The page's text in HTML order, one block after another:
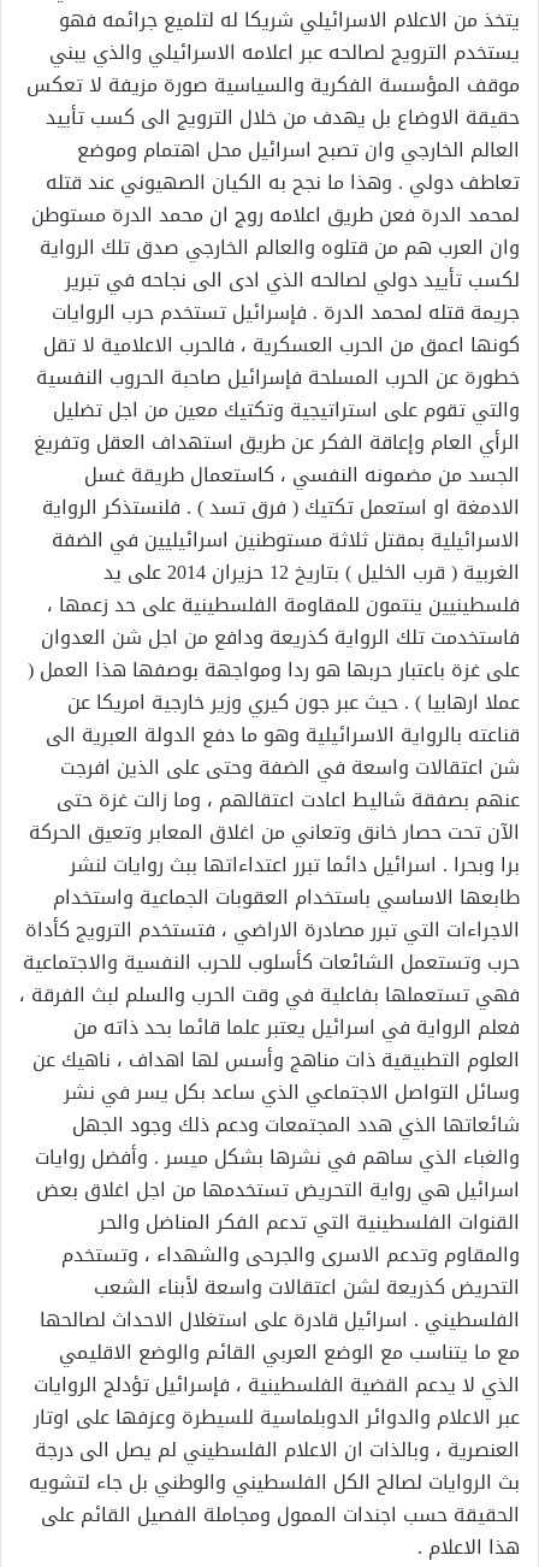
يتخذ من الاعلام الاسرائيلي شريكا له لتلميع جرائمه فهو
يستخدم الترويج لصالحه عبر اعلامه الاسرائيلي والذي يبني
موقف المؤسسة الفكرية والسياسية صورة مزيفة لا تعكس
حقيقة الاوضاع بل يهدف من خلال الترويج الى كسب تأييد
العالم الخارجي وان تصبح اسرائيل محل اهتمام وموضع
تعاطف دولي . وهذا ما نجح به الكيان الصهيوني عند قتله
لمحمد الدرة فعن طريق اعلامه روج ان محمد الدرة مستوطن
وان العرب هم من قتلوه والعالم الخارجي صدق تلك الرواية
لكسب تأييد دولي لصالحه الذي ادى الى نجاحه في تبرير
جريمة قتله لمحمد الدرة . فإسرائيل تستخدم حرب الروايات
كونها اعمق من الحرب العسكرية ، فالحرب الاعلامية لا تقل
خطورة عن الحرب المسلحة فإسرائيل صاحبة الحروب النفسية
والتي تقوم على استراتيجية وتكتيك معين من اجل تضليل
الرأي العام وإعاقة الفكر عن طريق استهداف العقل وتفريغ
الجسد من مضمونه النفسي ، كاستعمال طريقة غسل
الادمغة او استعمل تكتيك ( فرق تسد ) . فلنستذكر الرواية
الاسرائيلية بمقتل ثلاثة مستوطنين اسرائيليين في الضفة
الغربية ( قرب الخليل ) بتاريخ 12 حزيران 2014 على يد
فلسطينيين ينتمون للمقاومة الفلسطينية على حد زعمها ،
فاستخدمت تلك الرواية كذريعة ودافع من اجل شن العدوان
على غزة باعتبار حربها هو ردا ومواجهة بوصفها هذا العمل (
عملا ارهابيا ) . حيث عبر جون كيري وزير خارجية امريكا عن
قناعته بالرواية الاسرائيلية وهو ما دفع الدولة العبرية الى
شن اعتقالات واسعة في الضفة وحتى على الذين افرجت
عنهم بصفقة شاليط اعادت اعتقالهم ، وما زالت غزة حتى
الآن تحت حصار خانق وتعاني من اغلاق المعابر وتعيق الحركة
برا وبحرا . اسرائيل دائما تبرر اعتداءاتها ببث روايات لنشر
طابعها الاساسي باستخدام العقوبات الجماعية واستخدام
الاجراءات التي تبرر مصادرة الاراضي ، فتستخدم الترويج كأداة
حرب وتستعمل الشائعات كأسلوب للحرب النفسية والاجتماعية
فهي تستعملها بفاعلية في وقت الحرب والسلم لبث الفرقة ،
فعلم الرواية في اسرائيل يعتبر علما قائما بحد ذاته من
العلوم التطبيقية ذات مناهج وأسس لها اهداف ، ناهيك عن
وسائل التواصل الاجتماعي الذي ساعد بكل يسر في نشر
شائعاتها الذي هدد المجتمعات ودعم ذلك وجود الجهل
والغباء الذي ساهم في نشرها بشكل ميسر . وأفضل روايات
اسرائيل هي رواية التحريض تستخدمها من اجل اغلاق بعض
القنوات الفلسطينية التي تدعم الفكر المناضل والحر
والمقاوم وتدعم الاسرى والجرحى والشهداء ، وتستخدم
التحريض كذريعة لشن اعتقالات واسعة لأبناء الشعب
الفلسطيني . اسرائيل قادرة على استغلال الاحداث لصالحها
مع ما يتناسب مع الوضع العربي القائم والوضع الاقليمي
الذي لا يدعم القضية الفلسطينية ، فإسرائيل تؤدلج الروايات
عبر الاعلام والدوائر الدوبلماسية للسيطرة وعزفها على اوتار
العنصرية ، وبالذات ان الاعلام الفلسطيني لم يصل الى درجة
بث الروايات لصالح الكل الفلسطيني والوطني بل جاء لتشويه
الحقيقة حسب اجندات الممول ومجاملة الفصيل القائم على
هذا الاعلام .